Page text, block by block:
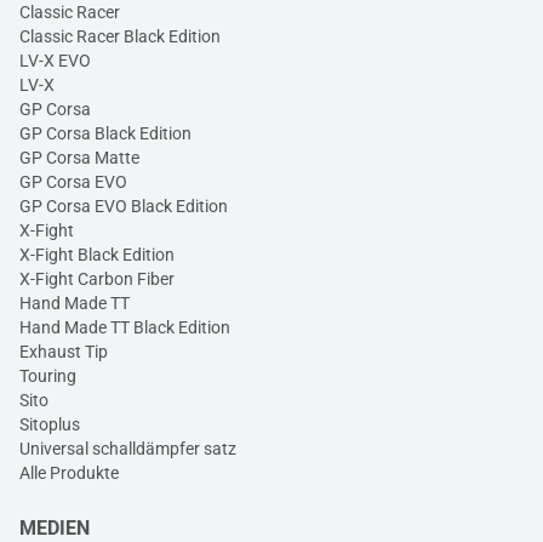
Classic Racer
Classic Racer Black Edition
LV-X EVO
LV-X
GP Corsa
GP Corsa Black Edition
GP Corsa Matte
GP Corsa EVO
GP Corsa EVO Black Edition
X-Fight
X-Fight Black Edition
X-Fight Carbon Fiber
Hand Made TT
Hand Made TT Black Edition
Exhaust Tip
Touring
Sito
Sitoplus
Universal schalldämpfer satz
Alle Produkte
MEDIEN